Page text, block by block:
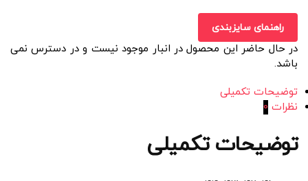
راهنمای سایزبندی
در حال حاضر این محصول در انبار موجود نیست و در دسترس نمی
باشد.
توضیحات تکمیلی
نظرات 0
توضیحات تکمیلی